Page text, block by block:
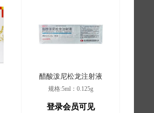
醋酸泼尼松龙注射液
规格:5ml：0.125g
登录会员可见